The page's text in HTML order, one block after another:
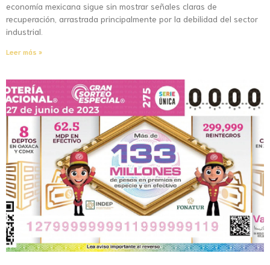
economía mexicana sigue sin mostrar señales claras de
recuperación, arrastrada principalmente por la debilidad del sector
industrial.
Leer más »